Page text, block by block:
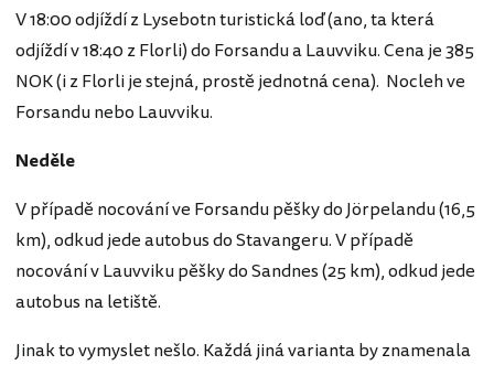
V 18:00 odjíždí z Lysebotn turistická loď (ano, ta která
odjíždí v 18:40 z Florli) do Forsandu a Lauvviku. Cena je 385
NOK (i z Florli je stejná, prostě jednotná cena). Nocleh ve
Forsandu nebo Lauvviku.
Neděle
V případě nocování ve Forsandu pěšky do Jörpelandu (16,5
km), odkud jede autobus do Stavangeru. V případě
nocování v Lauvviku pěšky do Sandnes (25 km), odkud jede
autobus na letiště.
Jinak to vymyslet nešlo. Každá jiná varianta by znamenala